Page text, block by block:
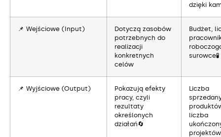
dzięki
📌 Wejściowe (Input)
Dotyczą zasobów
potrzebnych do
realizacji
konkretnych
celów
Budżet,
surowce🧪
📌 Wyjściowe (Output)
Pokazują efekty
pracy, czyli
rezultaty
określonych
działań🔄
Liczba
liczba